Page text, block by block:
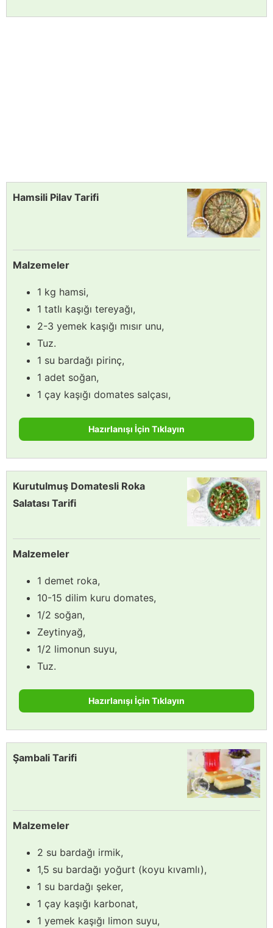
Hamsili Pilav Tarifi
Malzemeler
1 kg hamsi,
1 tatlı kaşığı tereyağı,
2-3 yemek kaşığı mısır unu,
Tuz.
1 su bardağı pirinç,
1 adet soğan,
1 çay kaşığı domates salçası,
Hazırlanışı İçin Tıklayın
Kurutulmuş Domatesli Roka
Salatası Tarifi
Malzemeler
1 demet roka,
10-15 dilim kuru domates,
1/2 soğan,
Zeytinyağ,
1/2 limonun suyu,
Tuz.
Hazırlanışı İçin Tıklayın
Şambali Tarifi
Malzemeler
2 su bardağı irmik,
1,5 su bardağı yoğurt (koyu kıvamlı),
1 su bardağı şeker,
1 çay kaşığı karbonat,
1 yemek kaşığı limon suyu,